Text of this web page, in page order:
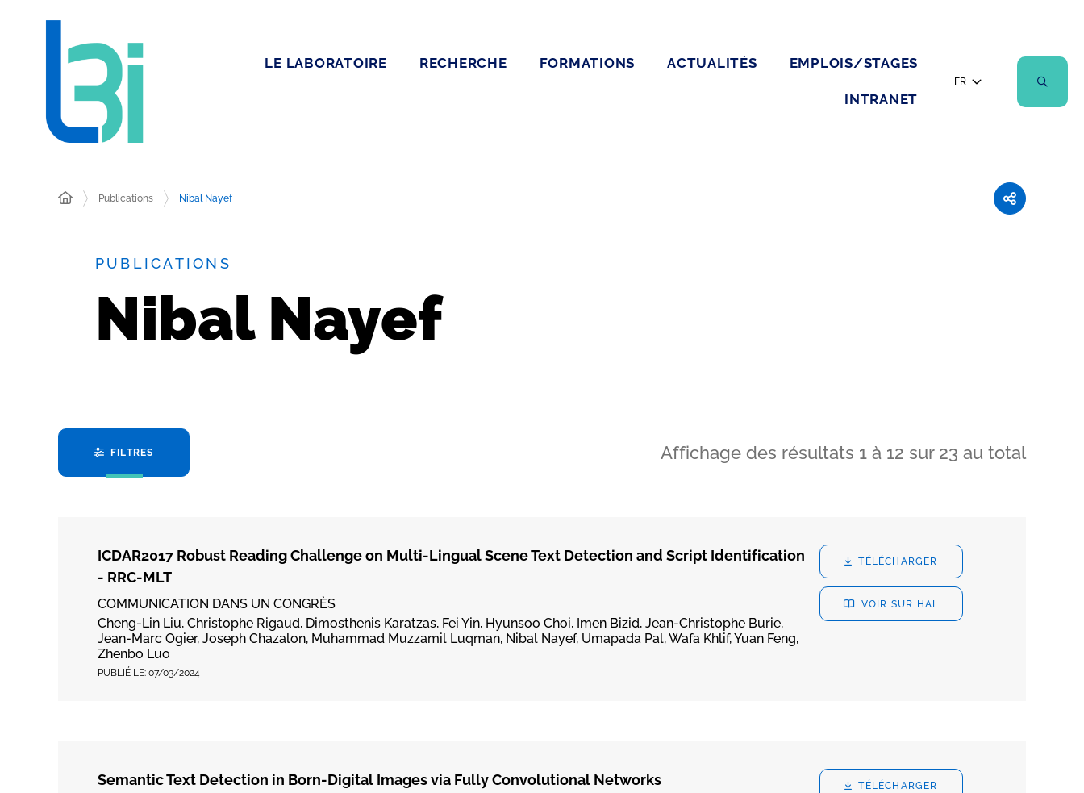
LE LABORATOIRE RECHERCHE FORMATIONS ACTUALITÉS EMPLOIS/STAGES
INTRANET
FR
Publications Nibal Nayef
PUBLICATIONS
Nibal Nayef
FILTRES Affichage des résultats 1 à 12 sur 23 au total
ICDAR2017 Robust Reading Challenge on Multi-Lingual Scene Text Detection and Script Identification
- RRC-MLT
COMMUNICATION DANS UN CONGRÈS
Cheng-Lin Liu, Christophe Rigaud, Dimosthenis Karatzas, Fei Yin, Hyunsoo Choi, Imen Bizid, Jean-Christophe Burie,
Jean-Marc Ogier, Joseph Chazalon, Muhammad Muzzamil Luqman, Nibal Nayef, Umapada Pal, Wafa Khlif, Yuan Feng,
Zhenbo Luo
PUBLIÉ LE: 07/03/2024
TÉLÉCHARGER
VOIR SUR HAL
Semantic Text Detection in Born-Digital Images via Fully Convolutional Networks TÉLÉCHARGER